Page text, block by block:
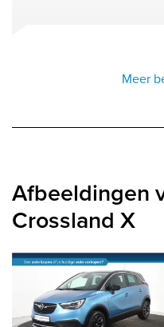
Meer
Afbeeldingen
Crossland X